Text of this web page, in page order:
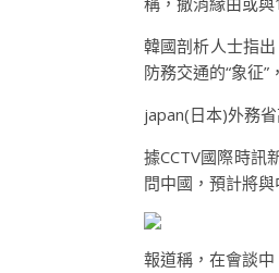
韓國剖析人士指
防務交通的“象征”
japan(日本)外務
據CCTV國際時訊
問中國，預計將
報道稱，在會談